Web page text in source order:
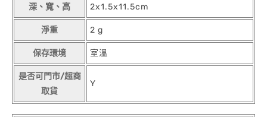
深、寬、高 2x1.5x11.5cm
淨重 2 g
保存環境 室溫
是否可門市/超商
取貨
Y